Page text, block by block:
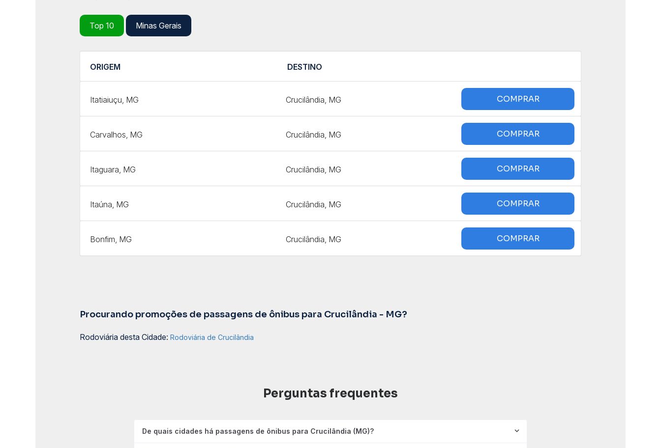
Top 10 Minas Gerais
ORIGEM DESTINO
Itatiaiuçu, MG Crucilândia, MG
Carvalhos, MG Crucilândia, MG
Itaguara, MG Crucilândia, MG
Itaúna, MG Crucilândia, MG
Bonfim, MG Crucilândia, MG
Procurando promoções de passagens de ônibus para Crucilândia - MG?
Rodoviária desta Cidade: Rodoviária de Crucilândia
Perguntas frequentes
De quais cidades há passagens de ônibus para Crucilândia (MG)?